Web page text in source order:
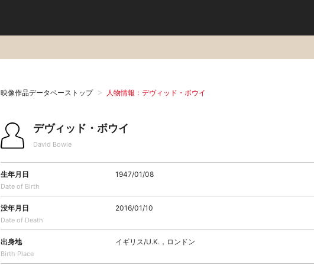
映像作品データベーストップ 人物情報：デヴィッド・ボウイ
デヴィッド・ボウイ
David Bowie
生年月日
Date of Birth
1947/01/08
没年月日
Date of Death
2016/01/10
出身地
Birth Place
イギリス/U.K.，ロンドン